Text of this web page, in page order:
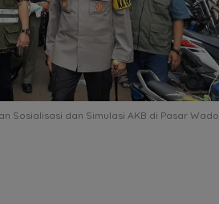
Sosialisasi dan Simulasi AKB di Pasar Wado